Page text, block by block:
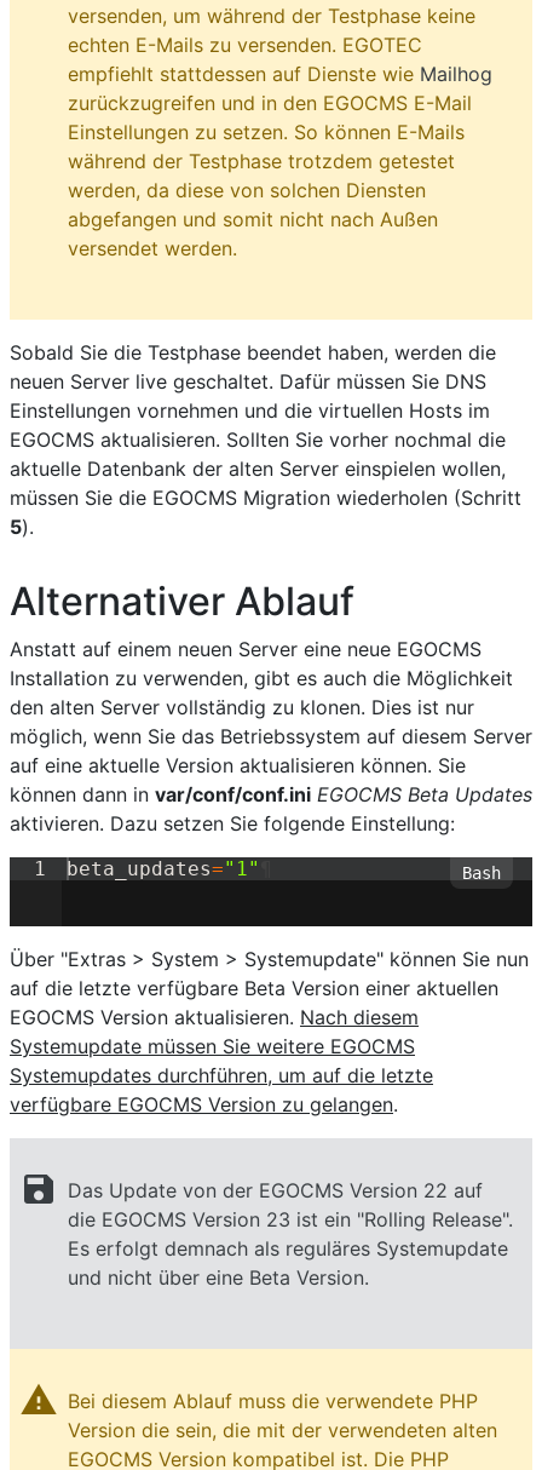
versenden, um während der Testphase keine
echten E-Mails zu versenden. EGOTEC
empfiehlt stattdessen auf Dienste wie Mailhog
zurückzugreifen und in den EGOCMS E-Mail
Einstellungen zu setzen. So können E-Mails
während der Testphase trotzdem getestet
werden, da diese von solchen Diensten
abgefangen und somit nicht nach Außen
versendet werden.
Sobald Sie die Testphase beendet haben, werden die
neuen Server live geschaltet. Dafür müssen Sie DNS
Einstellungen vornehmen und die virtuellen Hosts im
EGOCMS aktualisieren. Sollten Sie vorher nochmal die
aktuelle Datenbank der alten Server einspielen wollen,
müssen Sie die EGOCMS Migration wiederholen (Schritt
5).
Alternativer Ablauf
Anstatt auf einem neuen Server eine neue EGOCMS
Installation zu verwenden, gibt es auch die Möglichkeit
den alten Server vollständig zu klonen. Dies ist nur
möglich, wenn Sie das Betriebssystem auf diesem Server
auf eine aktuelle Version aktualisieren können. Sie
können dann in var/conf/conf.ini EGOCMS Beta Updates
aktivieren. Dazu setzen Sie folgende Einstellung:
1 beta_updates=" 1"
Über "Extras > System > Systemupdate" können Sie nun
auf die letzte verfügbare Beta Version einer aktuellen
EGOCMS Version aktualisieren. Nach diesem
Systemupdate müssen Sie weitere EGOCMS
Systemupdates durchführen, um auf die letzte
verfügbare EGOCMS Version zu gelangen.
save
Das Update von der EGOCMS Version 22 auf
die EGOCMS Version 23 ist ein "Rolling Release".
Es erfolgt demnach als reguläres Systemupdate
und nicht über eine Beta Version.
warning Bei diesem Ablauf muss die verwendete PHP
Version die sein, die mit der verwendeten alten
EGOCMS Version kompatibel ist. Die PHP